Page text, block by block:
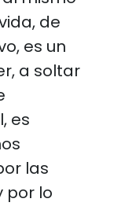
de
es un
a soltar
es
las
por lo